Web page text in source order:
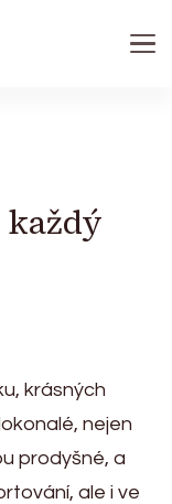
krásných
nejen
prodyšné, a
ale i ve